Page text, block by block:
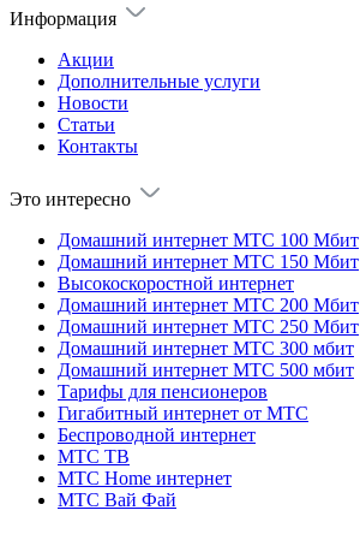
Информация
Акции
Дополнительные услуги
Новости
Статьи
Контакты
Это интересно
Домашний интернет МТС 100 Мбит
Домашний интернет МТС 150 Мбит
Высокоскоростной интернет
Домашний интернет МТС 200 Мбит
Домашний интернет МТС 250 Мбит
Домашний интернет МТС 300 мбит
Домашний интернет МТС 500 мбит
Тарифы для пенсионеров
Гигабитный интернет от МТС
Беспроводной интернет
МТС ТВ
МТС Home интернет
МТС Вай Фай